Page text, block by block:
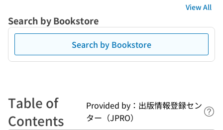
View All
Search by Bookstore
Search by Bookstore
Table of
Contents
Provided by：出版情報登録セン
ター（JPRO）